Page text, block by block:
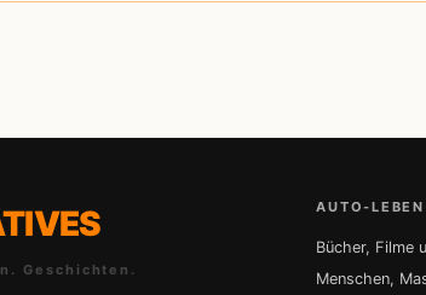
Geschichten.
AUTO-LEBEN
Bücher, Filme
Menschen,